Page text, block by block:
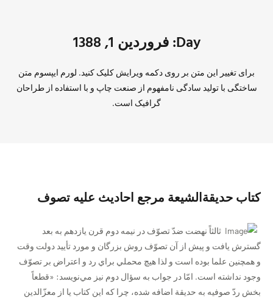
Day: فروردین 1, 1388
برای تغییر این متن بر روی دکمه ویرایش کلیک کنید. لورم ایپسوم متن
ساختگی با تولید سادگی نامفهوم از صنعت چاپ و با استفاده از طراحان
گرافیک است.
کتاب حديقة‌الشيعة مرجع احادیث علیه تصوف
ثالثاً نهضت ضدّ تصوّف در نيمه دوم قرن يازدهم به بعد
گسترش يافت و پيش از آن تصوّف روش بزرگان و مورد تأييد دولت وقت
و همچنين علما بوده است و لذا هيچ محملي براي رد و اعتراض بر تصوّف
وجود نداشته است. امّا در جواب به سؤال دوم نيز مي‌نويسد: «قطعاً
بخش ردّ صوفيه به حديقة اضافه شده، چرا كه اين كتاب يا از معزّالدين